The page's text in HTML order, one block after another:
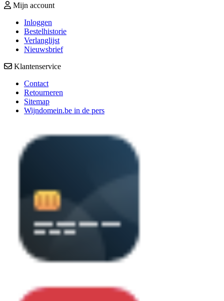
Mijn account
Inloggen
Bestelhistorie
Verlanglijst
Nieuwsbrief
Klantenservice
Contact
Retourneren
Sitemap
Wijndomein.be in de pers